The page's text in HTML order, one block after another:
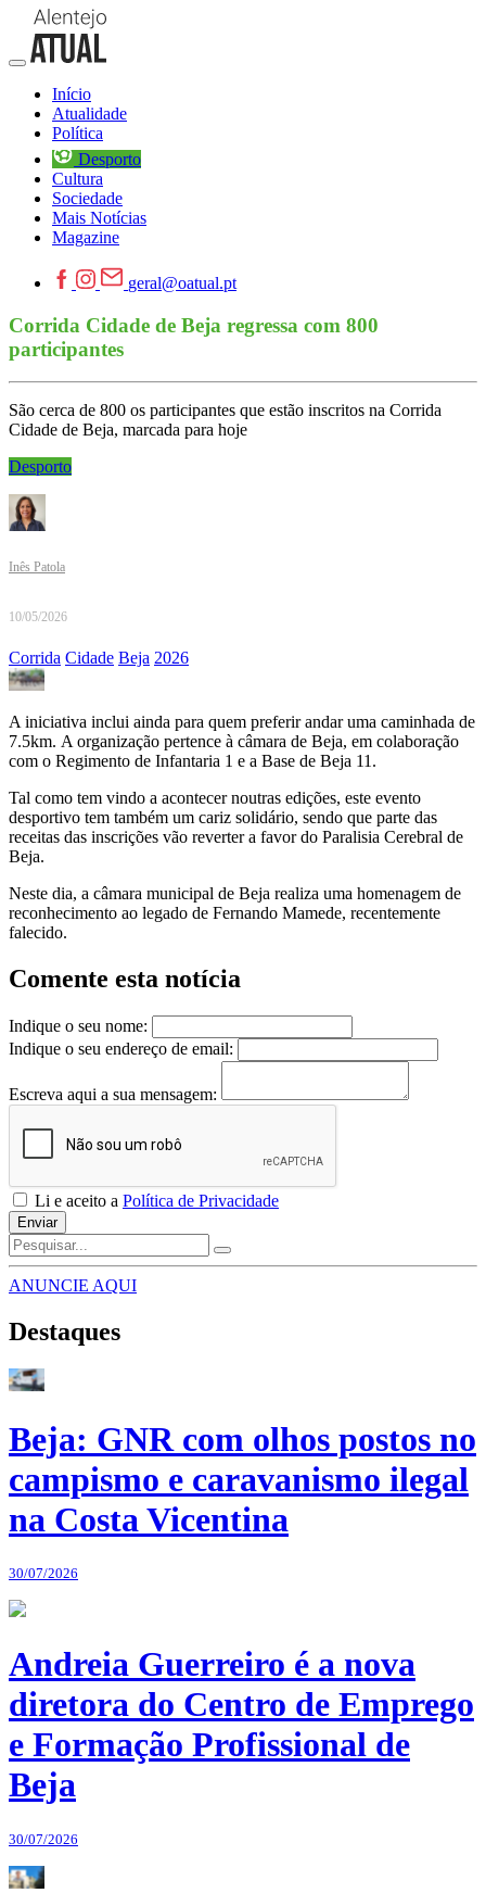
Início
Atualidade
Política
Desporto
Cultura
Sociedade
Mais Notícias
Magazine
geral@oatual.pt
Corrida Cidade de Beja regressa com 800
participantes
São cerca de 800 os participantes que estão inscritos na Corrida
Cidade de Beja, marcada para hoje
Desporto
Inês Patola
10/05/2026
Corrida Cidade Beja 2026
A iniciativa inclui ainda para quem preferir andar uma caminhada de
7.5km. A organização pertence à câmara de Beja, em colaboração
com o Regimento de Infantaria 1 e a Base de Beja 11.
Tal como tem vindo a acontecer noutras edições, este evento
desportivo tem também um cariz solidário, sendo que parte das
receitas das inscrições vão reverter a favor do Paralisia Cerebral de
Beja.
Neste dia, a câmara municipal de Beja realiza uma homenagem de
reconhecimento ao legado de Fernando Mamede, recentemente
falecido.
Comente esta notícia
Indique o seu nome:
Indique o seu endereço de email:
Escreva aqui a sua mensagem:
Li e aceito a Política de Privacidade
Enviar
ANUNCIE AQUI
Destaques
Beja: GNR com olhos postos no
campismo e caravanismo ilegal
na Costa Vicentina
30/07/2026
Andreia Guerreiro é a nova
diretora do Centro de Emprego
e Formação Profissional de
Beja
30/07/2026